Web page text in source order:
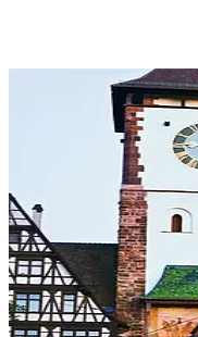
+49 761 – 557 567 3
Portfolio